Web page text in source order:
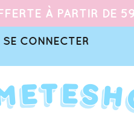
À PARTIR DE
SE CONNECTER